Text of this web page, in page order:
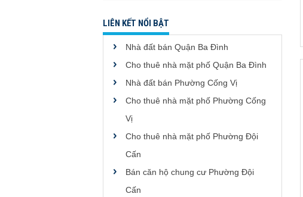
LIÊN KẾT NỔI BẬT
Nhà đất bán Quận Ba Đình
Cho thuê nhà mặt phố Quận Ba Đình
Nhà đất bán Phường Cống Vị
Cho thuê nhà mặt phố Phường Cống
Vị
Cho thuê nhà mặt phố Phường Đội
Cấn
Bán căn hộ chung cư Phường Đội
Cấn